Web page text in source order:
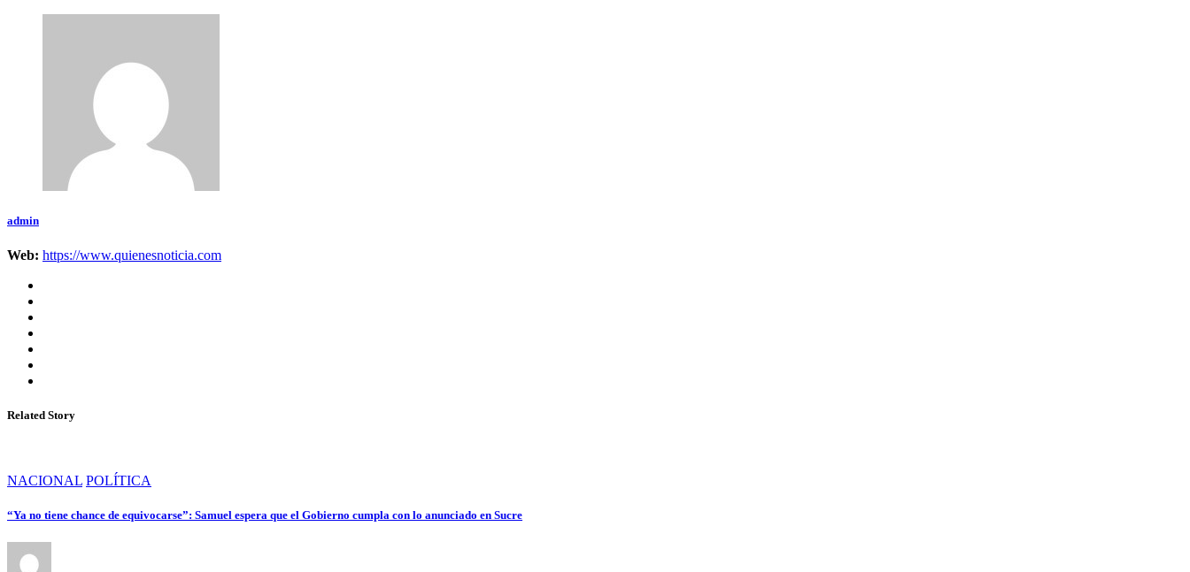
admin
Web: https://www.quienesnoticia.com
Related Story
NACIONAL POLÍTICA
“Ya no tiene chance de equivocarse”: Samuel espera que el Gobierno cumpla con lo anunciado en Sucre